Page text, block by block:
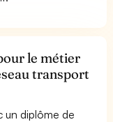
le métier
transport
un diplôme de